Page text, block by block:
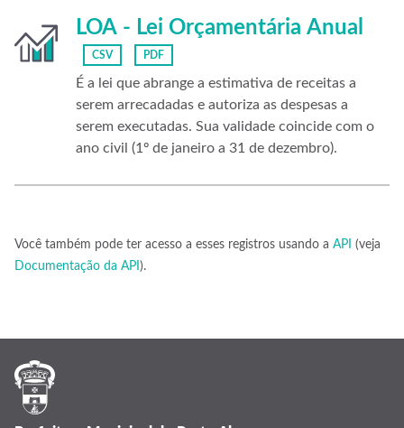
LOA - Lei Orçamentária Anual
CSV PDF
É a lei que abrange a estimativa de receitas a
serem arrecadadas e autoriza as despesas a
serem executadas. Sua validade coincide com o
ano civil (1º de janeiro a 31 de dezembro).
Você também pode ter acesso a esses registros usando a API (veja
Documentação da API ).